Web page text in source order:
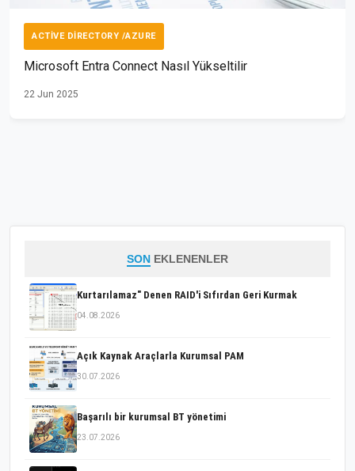
ACTIVE DIRECTORY /AZURE
Microsoft Entra Connect Nasıl Yükseltilir
22 Jun 2025
SON EKLENENLER
Kurtarılamaz" Denen RAID'i Sıfırdan Geri Kurmak
04.08.2026
Açık Kaynak Araçlarla Kurumsal PAM
30.07.2026
Başarılı bir kurumsal BT yönetimi
23.07.2026